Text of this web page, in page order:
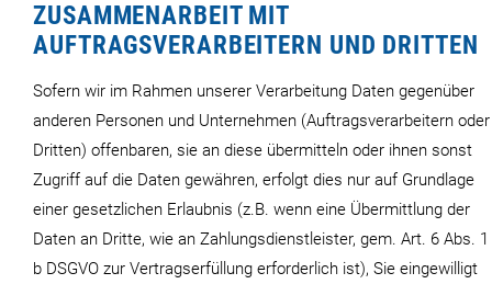
ZUSAMMENARBEIT MIT
AUFTRAGSVERARBEITERN UND DRITTEN
Sofern wir im Rahmen unserer Verarbeitung Daten gegenüber
anderen Personen und Unternehmen (Auftragsverarbeitern oder
Dritten) offenbaren, sie an diese übermitteln oder ihnen sonst
Zugriff auf die Daten gewähren, erfolgt dies nur auf Grundlage
einer gesetzlichen Erlaubnis (z.B. wenn eine Übermittlung der
Daten an Dritte, wie an Zahlungsdienstleister, gem. Art. 6 Abs.
b DSGVO zur Vertragserfüllung erforderlich ist), Sie eingewilligt